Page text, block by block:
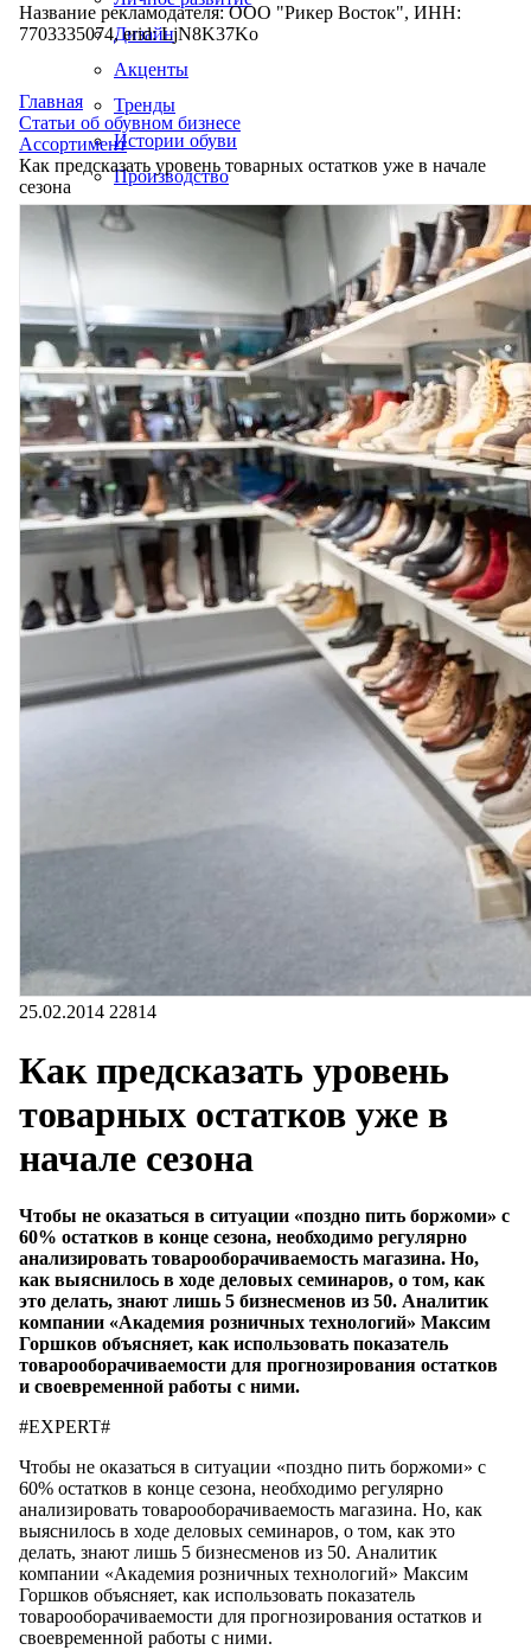
Дизайн
Акценты
Тренды
Истории обуви
Производство
Название рекламодателя: ООО "Рикер Восток", ИНН:
7703335074, erid: LjN8K37Ko
Главная
Статьи об обувном бизнесе
Ассортимент
Как предсказать уровень товарных остатков уже в начале
сезона
25.02.2014 22814
Как предсказать уровень
товарных остатков уже в
начале сезона
Чтобы не оказаться в ситуации «поздно пить боржоми» с
60% остатков в конце сезона, необходимо регулярно
анализировать товарооборачиваемость магазина. Но,
как выяснилось в ходе деловых семинаров, о том, как
это делать, знают лишь 5 бизнесменов из 50. Аналитик
компании «Академия розничных технологий» Максим
Горшков объясняет, как использовать показатель
товарооборачиваемости для прогнозирования остатков
и своевременной работы с ними.
#EXPERT#
Чтобы не оказаться в ситуации «поздно пить боржоми» с
60% остатков в конце сезона, необходимо регулярно
анализировать товарооборачиваемость магазина. Но, как
выяснилось в ходе деловых семинаров, о том, как это
делать, знают лишь 5 бизнесменов из 50. Аналитик
компании «Академия розничных технологий» Максим
Горшков объясняет, как использовать показатель
товарооборачиваемости для прогнозирования остатков и
своевременной работы с ними.